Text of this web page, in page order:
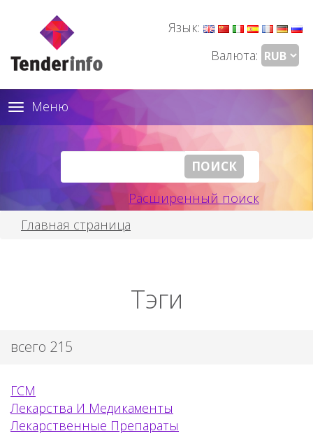
Язык:
Валюта:
Toggle
navigation
Меню
Расширенный поиск
Главная страница
Тэги
всего 215
ГСМ
Лекарства И Медикаменты
Лекарственные Препараты